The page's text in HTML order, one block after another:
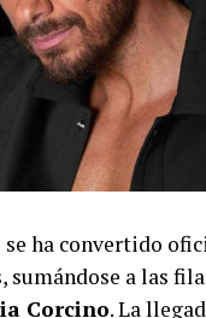
ha convertido
sumándose a las
Corcino. La